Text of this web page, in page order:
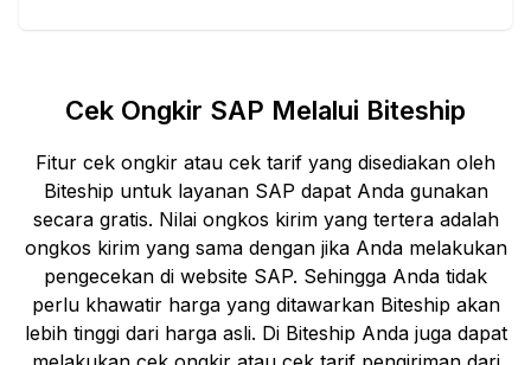
Cek Ongkir SAP Melalui Biteship
Fitur cek ongkir atau cek tarif yang disediakan oleh
Biteship untuk layanan SAP dapat Anda gunakan
secara gratis. Nilai ongkos kirim yang tertera adalah
ongkos kirim yang sama dengan jika Anda melakukan
pengecekan di website SAP. Sehingga Anda tidak
perlu khawatir harga yang ditawarkan Biteship akan
lebih tinggi dari harga asli. Di Biteship Anda juga dapat